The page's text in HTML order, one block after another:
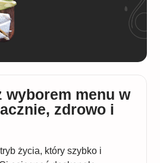
wyborem menu w
zdrowo i
życia, który szybko i